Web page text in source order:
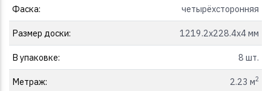
Фаска: четырёхсторонняя
Размер доски: 1219.2x228.4x4 мм
В упаковке: 8 шт.
Метраж: 2.23 м2